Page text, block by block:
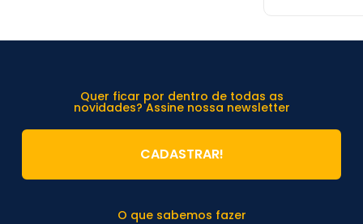
O que sabemos fazer
Quer ficar por dentro de todas as
novidades? Assine nossa newsletter
CADASTRAR!